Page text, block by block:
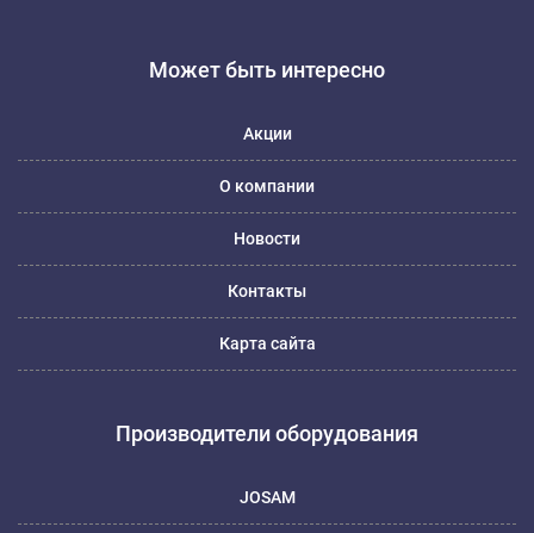
Может быть интересно
Акции
О компании
Новости
Контакты
Карта сайта
Производители оборудования
JOSAM